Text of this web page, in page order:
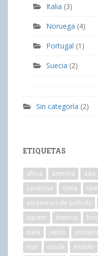
Italia (3)
Noruega (4)
Portugal (1)
Suecia (2)
Sin categoría (2)
ETIQUETAS
africa america asia
camboya
china cine
escenarios-de-película
hipster
historia
italia
japón jordania
mar
moda mundo